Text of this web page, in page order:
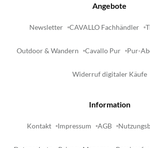
Angebote
Newsletter CAVALLO Fachhändler
Outdoor & Wandern Cavallo Pur Pur-
Widerruf digitaler Käufe
Information
Kontakt Impressum AGB